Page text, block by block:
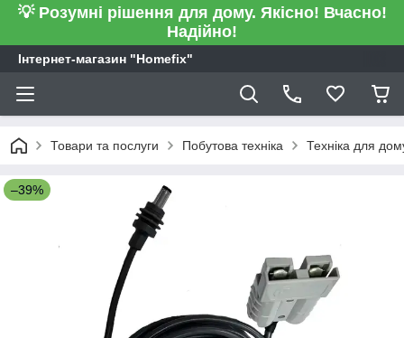
💡 Розумні рішення для дому. Якісно! Вчасно!
Надійно!
Інтернет-магазин "Homefix"
Товари та послуги Побутова техніка Техніка для
–39%